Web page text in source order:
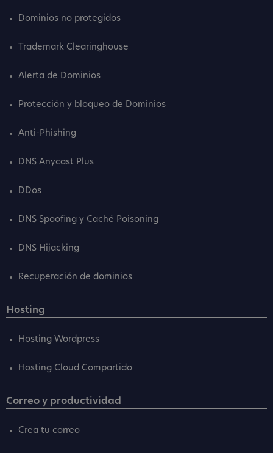
Dominios no protegidos
Trademark Clearinghouse
Alerta de Dominios
Protección y bloqueo de Dominios
Anti-Phishing
DNS Anycast Plus
DDos
DNS Spoofing y Caché Poisoning
DNS Hijacking
Recuperación de dominios
Hosting
Hosting Wordpress
Hosting Cloud Compartido
Correo y productividad
Crea tu correo